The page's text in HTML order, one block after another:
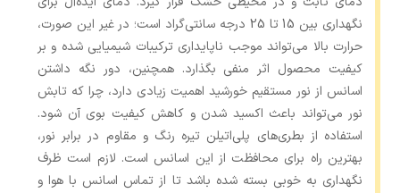
نگهداری بین 15 تا 25 درجه سانتی‌گراد است؛ در غیر این صورت،
حرارت بالا می‌تواند موجب ناپایداری ترکیبات شیمیایی شده و بر
کیفیت محصول اثر منفی بگذارد. همچنین، دور نگه‌ داشتن
اسانس از نور مستقیم خورشید اهمیت زیادی دارد، چرا که تابش
نور می‌تواند باعث اکسید شدن و کاهش کیفیت بوی آن شود.
استفاده از بطری‌های پلی‌اتیلن تیره ‌رنگ و مقاوم در برابر نور،
بهترین راه برای محافظت از این اسانس است. لازم است ظرف
نگهداری به ‌خوبی بسته شده باشد تا از تماس اسانس با هوا و